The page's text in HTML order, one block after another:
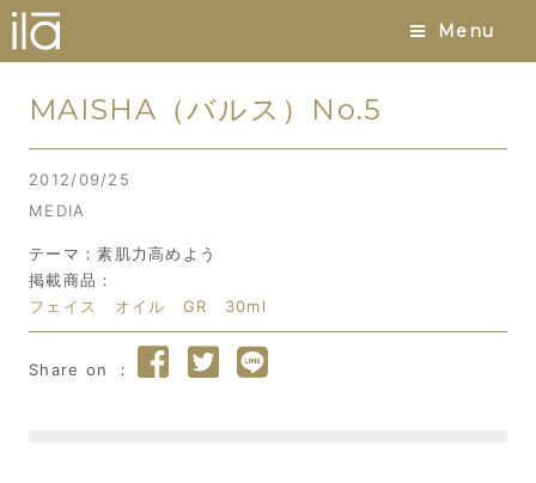
Menu
MAISHA（バルス）No.5
2012/09/25
MEDIA
テーマ：素肌力高めよう
掲載商品：
フェイス オイル GR 30ml